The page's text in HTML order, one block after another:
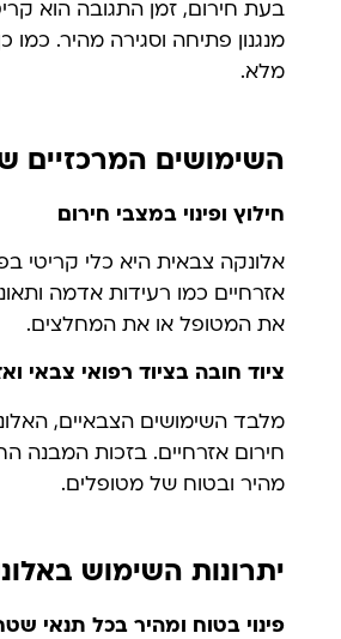
בעת חירום, זמן התגובה הוא
מנגנון פתיחה וסגירה מהיר.
מלא.
השימושים המרכזיים
חילוץ ופינוי במצבי חירום
אלונקה צבאית היא כלי קריטי
אזרחיים כמו רעידות אדמה
את המטופל או את המחלצים.
ציוד חובה בציוד רפואי צבאי
מלבד השימושים הצבאיים,
חירום אזרחיים. בזכות המבנה
מהיר ובטוח של מטופלים.
יתרונות השימוש
פינוי בטוח ומהיר בכל תנאי